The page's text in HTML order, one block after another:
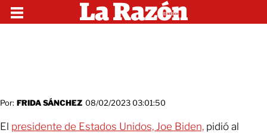
Por: FRIDA SÁNCHEZ 08/02/2023 03:01:50
El presidente de Estados Unidos, Joe Biden, pidió al